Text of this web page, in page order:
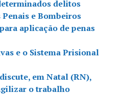
delitos
Penais e Bombeiros
aplicação de penas
e o Sistema Prisional
em Natal (RN),
o trabalho